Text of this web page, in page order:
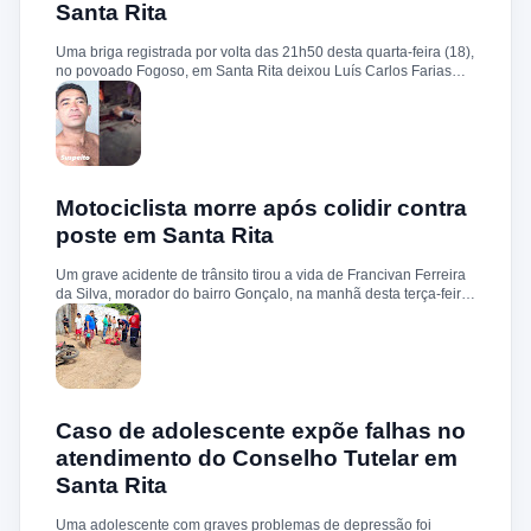
circunstâncias do homicídio. Até o momento, não há informações
Santa Rita
Uma briga registrada por volta das 21h50 desta quarta-feira (18),
no povoado Fogoso, em Santa Rita deixou Luís Carlos Farias
Alves gravemente ferido. Segundo informações, ele e o suspeito
Benedito Alves dos Santos estavam ingerindo bebida alcoólica
quando teve início uma discussão. Durante a confusão, Benedito
quebrou uma garrafa e desferiu vários golpes contra a vítima.
Luís Carlos foi socorrido e, devido à gravidade dos ferimentos,
localizado em sua residência, preso e encaminhado à Delegacia
de Rosário para os procedimentos legais.
Motociclista morre após colidir contra
poste em Santa Rita
Um grave acidente de trânsito tirou a vida de Francivan Ferreira
da Silva, morador do bairro Gonçalo, na manhã desta terça-feira
(02). De acordo com informações, Francivan seguia de
motocicleta com a esposa no sentido Areias–Santa Rita quando
perdeu o controle do veículo nas proximidades da ponte de
Carema, colidindo violentamente contra um poste. A vítima
sofreu traumatismo craniano e morreu ainda no local. A esposa,
Francivan foi encaminhado ao necrotério do Hospital Municipal
de Santa Rita para os procedimentos de praxe.
Caso de adolescente expõe falhas no
atendimento do Conselho Tutelar em
Santa Rita
Uma adolescente com graves problemas de depressão foi